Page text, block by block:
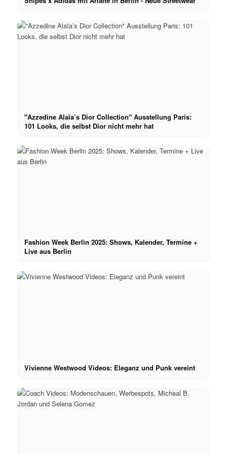
"Azzedine Alaïa’s Dior Collection" Ausstellung Paris:
101 Looks, die selbst Dior nicht mehr hat
Fashion Week Berlin 2025: Shows, Kalender, Termine +
Live aus Berlin
Vivienne Westwood Videos: Eleganz und Punk vereint